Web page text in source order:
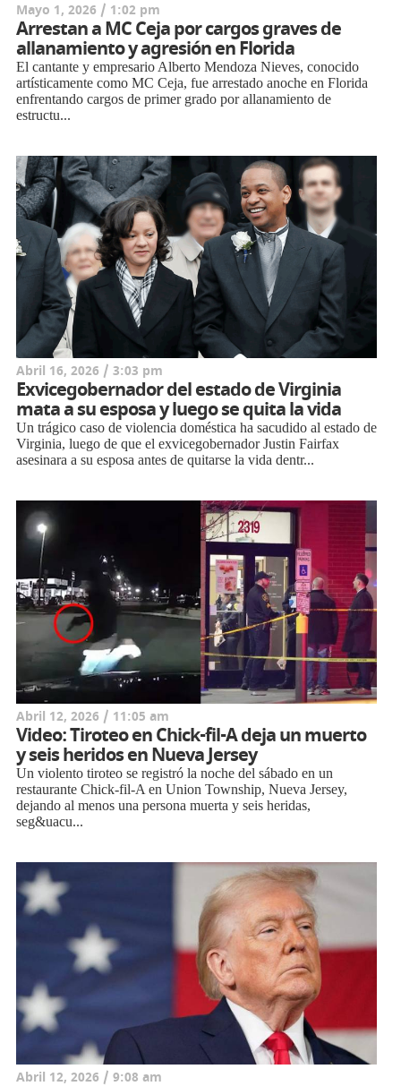
Mayo 1, 2026 / 1:02 pm
Arrestan a MC Ceja por cargos graves de
allanamiento y agresión en Florida
El cantante y empresario Alberto Mendoza Nieves, conocido
artísticamente como MC Ceja, fue arrestado anoche en Florida
enfrentando cargos de primer grado por allanamiento de
estructu...
Abril 16, 2026 / 3:03 pm
Exvicegobernador del estado de Virginia
mata a su esposa y luego se quita la vida
Un trágico caso de violencia doméstica ha sacudido al estado de
Virginia, luego de que el exvicegobernador Justin Fairfax
asesinara a su esposa antes de quitarse la vida dentr...
Abril 12, 2026 / 11:05 am
Video: Tiroteo en Chick-fil-A deja un muerto
y seis heridos en Nueva Jersey
Un violento tiroteo se registró la noche del sábado en un
restaurante Chick-fil-A en Union Township, Nueva Jersey,
dejando al menos una persona muerta y seis heridas,
seg&uacu...
Abril 12, 2026 / 9:08 am